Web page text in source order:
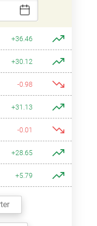
+36.46
+30.12
-0.98
+31.13
-0.01
+28.65
+5.79